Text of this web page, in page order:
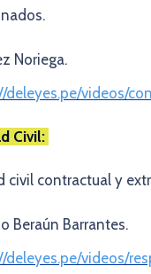
Noriega.
deleyes.pe/videos/
Civil:
civil contractual y
Beraún Barrantes.
deleyes.pe/videos/